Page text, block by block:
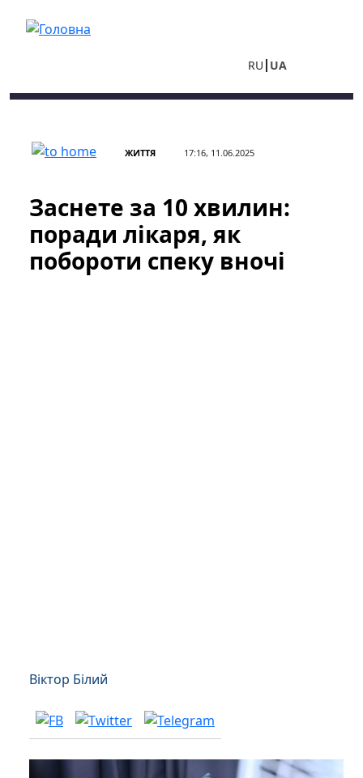
RU UA
ЖИТТЯ 17:16, 11.06.2025
Заснете за 10 хвилин:
поради лікаря, як
побороти спеку вночі
Віктор Білий